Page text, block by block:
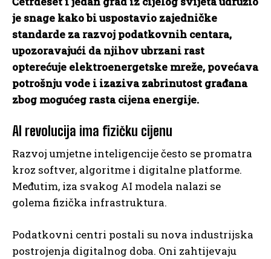
je snage kako bi uspostavio zajedničke
standarde za razvoj podatkovnih centara,
upozoravajući da njihov ubrzani rast
opterećuje elektroenergetske mreže, povećava
potrošnju vode i izaziva zabrinutost građana
zbog mogućeg rasta cijena energije.
AI revolucija ima fizičku cijenu
Razvoj umjetne inteligencije često se promatra
kroz softver, algoritme i digitalne platforme.
Međutim, iza svakog AI modela nalazi se
golema fizička infrastruktura.
Podatkovni centri postali su nova industrijska
postrojenja digitalnog doba. Oni zahtijevaju